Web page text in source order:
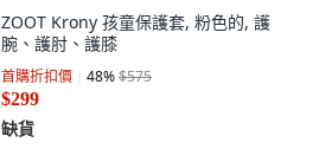
ZOOT Krony 孩童保護套, 粉色的, 護
腕、護肘、護膝
首購折扣價 48%$575
$299
缺貨